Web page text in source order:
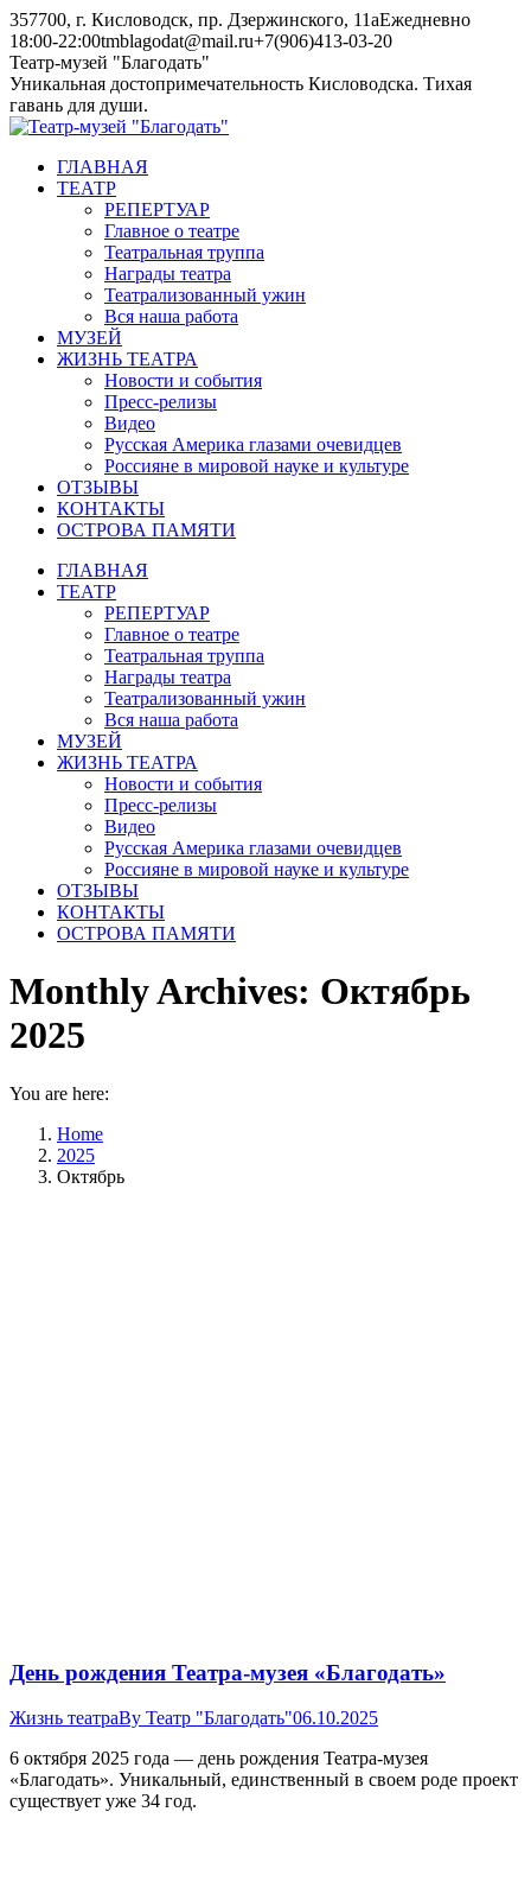
Skip
to
content
357700, г. Кисловодск, пр. Дзержинского, 11аЕжедневно
18:00-22:00tmblagodat@mail.ru+7(906)413-03-20
Instagram
page
opens
in
window
Telegram
page
opens
in
window
Театр-музей "Благодать"
Уникальная достопримечательность Кисловодска. Тихая
гавань для души.
ГЛАВНАЯ
ТЕАТР
РЕПЕРТУАР
Главное о театре
Театральная труппа
Награды театра
Театрализованный ужин
Вся наша работа
МУЗЕЙ
ЖИЗНЬ ТЕАТРА
Новости и события
Пресс-релизы
Видео
Русская Америка глазами очевидцев
Россияне в мировой науке и культуре
ОТЗЫВЫ
КОНТАКТЫ
ОСТРОВА ПАМЯТИ
ГЛАВНАЯ
ТЕАТР
РЕПЕРТУАР
Главное о театре
Театральная труппа
Награды театра
Театрализованный ужин
Вся наша работа
МУЗЕЙ
ЖИЗНЬ ТЕАТРА
Новости и события
Пресс-релизы
Видео
Русская Америка глазами очевидцев
Россияне в мировой науке и культуре
ОТЗЫВЫ
КОНТАКТЫ
ОСТРОВА ПАМЯТИ
Monthly Archives: Октябрь
2025
You are here:
Home
2025
Октябрь
День рождения Театра-музея «Благодать»
Жизнь театраBy Театр "Благодать"06.10.2025
6 октября 2025 года — день рождения Театра-музея
«Благодать». Уникальный, единственный в своем роде проект
существует уже 34 год.